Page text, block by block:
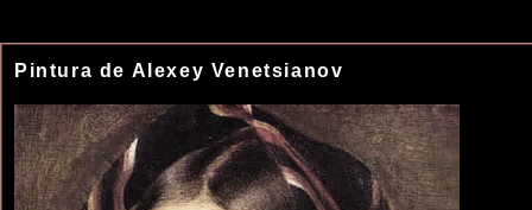
Pintura de Alexey Venetsianov